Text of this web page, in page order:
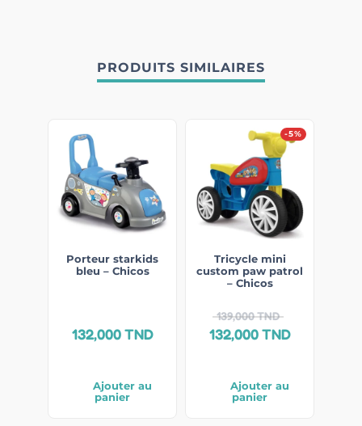
PRODUITS SIMILAIRES
Porteur starkids
bleu – Chicos
132,000TND
Ajouter au
panier
-5%
Tricycle mini
custom paw patrol
– Chicos
139,000TND
132,000TND
Ajouter au
panier